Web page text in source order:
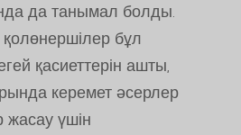
да танымал болды.
бұл
қасиеттерін ашты,
керемет әсерлер
жасау үшін